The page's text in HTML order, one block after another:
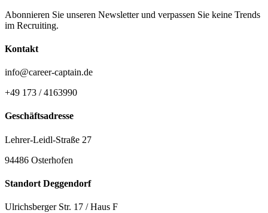
Abonnieren Sie unseren Newsletter und verpassen Sie keine Trends
im Recruiting.
Kontakt
info@career-captain.de
+49 173 / 4163990
Geschäftsadresse
Lehrer-Leidl-Straße 27
94486 Osterhofen
Standort Deggendorf
Ulrichsberger Str. 17 / Haus F